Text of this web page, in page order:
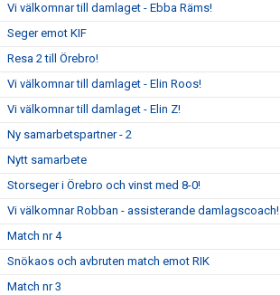
Vi välkomnar till damlaget - Ebba Räms!
Seger emot KIF
Resa 2 till Örebro!
Vi välkomnar till damlaget - Elin Roos!
Vi välkomnar till damlaget - Elin Z!
Ny samarbetspartner - 2
Nytt samarbete
Storseger i Örebro och vinst med 8-0!
Vi välkomnar Robban - assisterande damlagscoach!
Match nr 4
Snökaos och avbruten match emot RIK
Match nr 3